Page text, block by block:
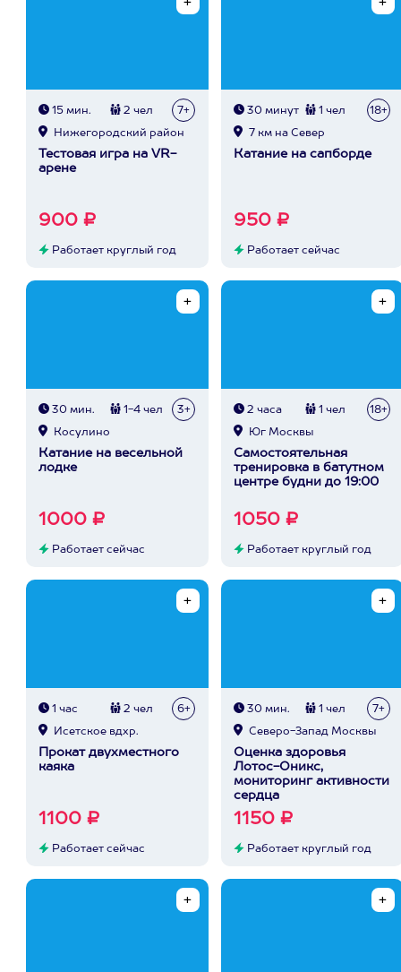
15 мин. 2 чел 7+
Нижегородский район
Тестовая игра на VR-
арене
900 ₽
Работает круглый год
30 минут 1 чел 18+
7 км на Север
Катание на сапборде
950 ₽
Работает сейчас
30 мин. 1-4 чел 3+
Косулино
Катание на весельной
лодке
1000 ₽
Работает сейчас
2 часа 1 чел 18+
Юг Москвы
Самостоятельная
тренировка в батутном
центре будни до 19:00
1050 ₽
Работает круглый год
1 час 2 чел 6+
Исетское вдхр.
Прокат двухместного
каяка
1100 ₽
Работает сейчас
30 мин. 1 чел 7+
Северо-Запад Москвы
Оценка здоровья
Лотос-Оникс,
мониторинг активности
сердца
1150 ₽
Работает круглый год